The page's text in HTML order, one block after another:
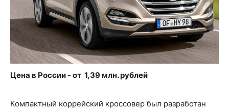
Цена в России - от 1,39 млн. рублей
Компактный коррейский кроссовер был разработан